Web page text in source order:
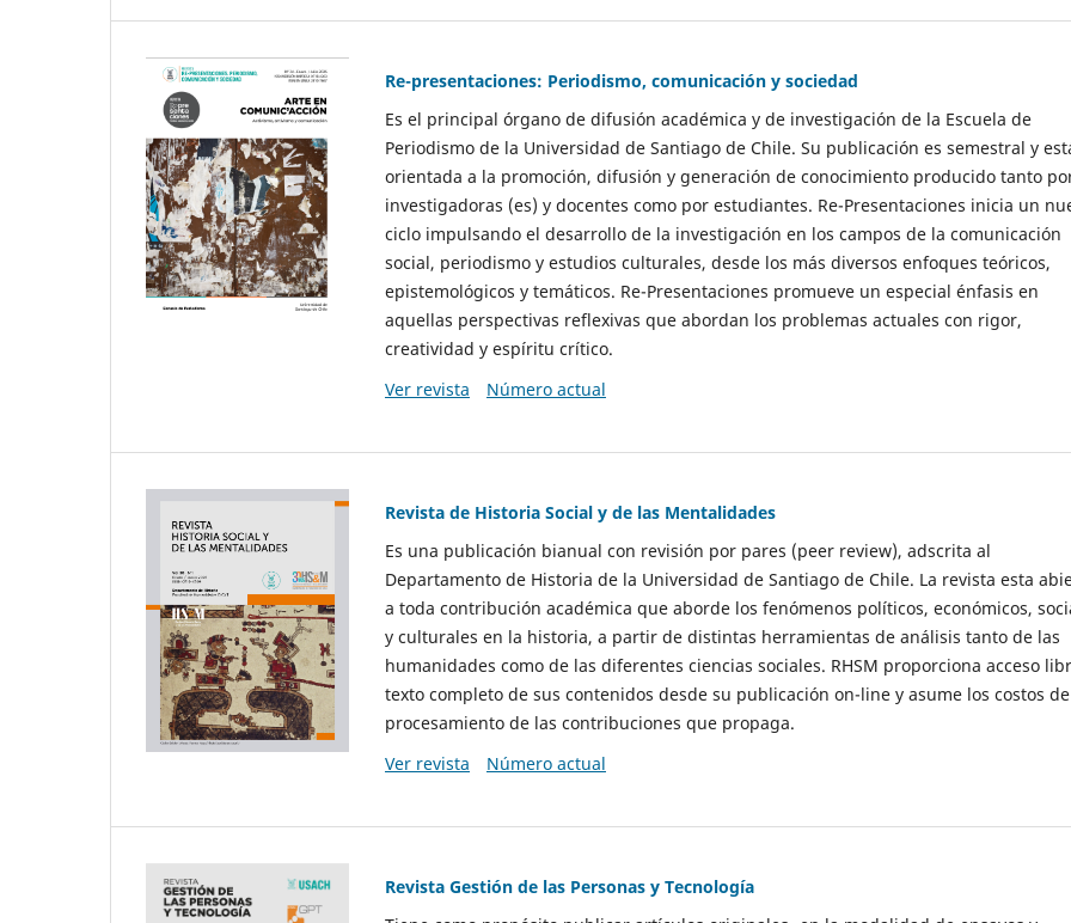
Re-presentaciones: Periodismo, comunicación y sociedad
Es el principal órgano de difusión académica y de investigación de la Escuela de
Periodismo de la Universidad de Santiago de Chile. Su publicación es semestral y
orientada a la promoción, difusión y generación de conocimiento producido tanto
investigadoras (es) y docentes como por estudiantes. Re-Presentaciones inicia un
ciclo impulsando el desarrollo de la investigación en los campos de la comunicación
social, periodismo y estudios culturales, desde los más diversos enfoques teóricos,
epistemológicos y temáticos. Re-Presentaciones promueve un especial énfasis en
aquellas perspectivas reflexivas que abordan los problemas actuales con rigor,
creatividad y espíritu crítico.
Ver revista
Número actual
Revista de Historia Social y de las Mentalidades
Es una publicación bianual con revisión por pares (peer review), adscrita al
Departamento de Historia de la Universidad de Santiago de Chile. La revista esta
a toda contribución académica que aborde los fenómenos políticos, económicos,
y culturales en la historia, a partir de distintas herramientas de análisis tanto de las
humanidades como de las diferentes ciencias sociales. RHSM proporciona acceso
texto completo de sus contenidos desde su publicación on-line y asume los costos de
procesamiento de las contribuciones que propaga.
Ver revista
Número actual
Revista Gestión de las Personas y Tecnología